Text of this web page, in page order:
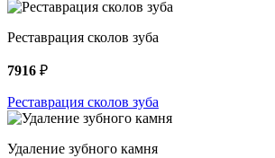
Реставрация сколов зуба
7916 ₽
Реставрация сколов зуба
Удаление зубного камня